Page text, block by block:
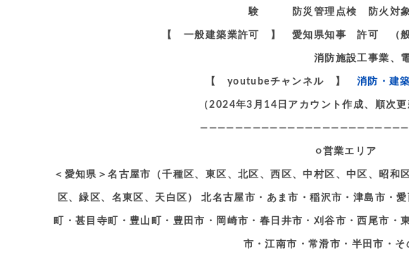
験 防災管理点検 防火対象
【 一般建築業許可 】 愛知県知事 許可 （般
消防施設工事業、電気工事
【 youtubeチャンネル 】 消防・建
（2024年3月14日アカウント作成、順次更
○営業エリア
＜愛知県＞名古屋市（千種区、東区、北区、西区、中村区、中区、昭和
区、緑区、名東区、天白区） 北名古屋市・あま市・稲沢市・津島市・
町・甚目寺町・豊山町・豊田市・岡崎市・春日井市・刈谷市・西尾市・
市・江南市・常滑市・半田市・そ